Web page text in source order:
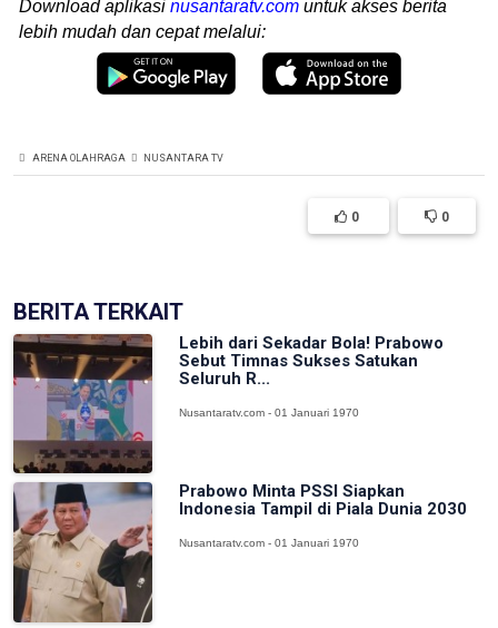
Download aplikasi nusantaratv.com untuk akses berita
lebih mudah dan cepat melalui:
ARENA OLAHRAGA NUSANTARA TV
0 0
BERITA TERKAIT
Lebih dari Sekadar Bola! Prabowo
Sebut Timnas Sukses Satukan
Seluruh R...
Nusantaratv.com - 01 Januari 1970
Prabowo Minta PSSI Siapkan
Indonesia Tampil di Piala Dunia 2030
Nusantaratv.com - 01 Januari 1970